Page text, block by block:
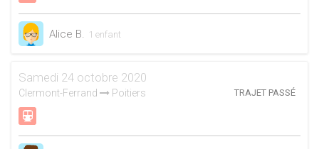
Alice B. 1 enfant
Samedi 24 octobre 2020
Clermont-Ferrand Poitiers TRAJET PASSÉ